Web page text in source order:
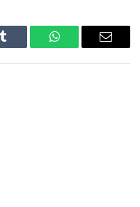
Tumblr WhatsAppEmail